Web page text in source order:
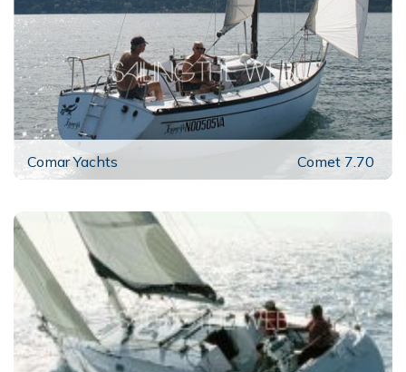
Comar Yachts Comet 7.70